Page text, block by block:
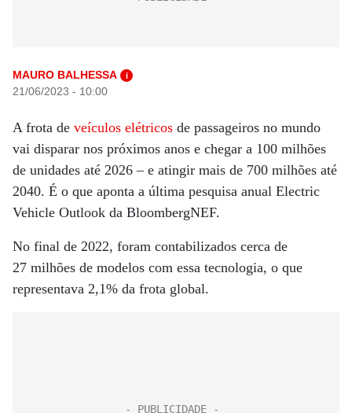
MAURO BALHESSA i
21/06/2023 - 10:00
A frota de veículos elétricos de passageiros no mundo
vai disparar nos próximos anos e chegar a 100 milhões
de unidades até 2026 – e atingir mais de 700 milhões até
2040. É o que aponta a última pesquisa anual Electric
Vehicle Outlook da BloombergNEF.
No final de 2022, foram contabilizados cerca de
27 milhões de modelos com essa tecnologia, o que
representava 2,1% da frota global.